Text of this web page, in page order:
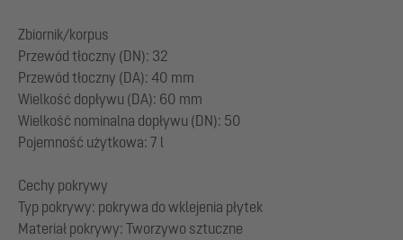
Zbiornik/korpus
Przewód tłoczny (DN): 32
Przewód tłoczny (DA): 40 mm
Wielkość dopływu (DA): 60 mm
Wielkość nominalna dopływu (DN): 50
Pojemność użytkowa: 7 l
Cechy pokrywy
Typ pokrywy: pokrywa do wklejenia płytek
Materiał pokrywy: Tworzywo sztuczne